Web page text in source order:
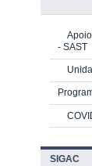
- SAST
SIGAC